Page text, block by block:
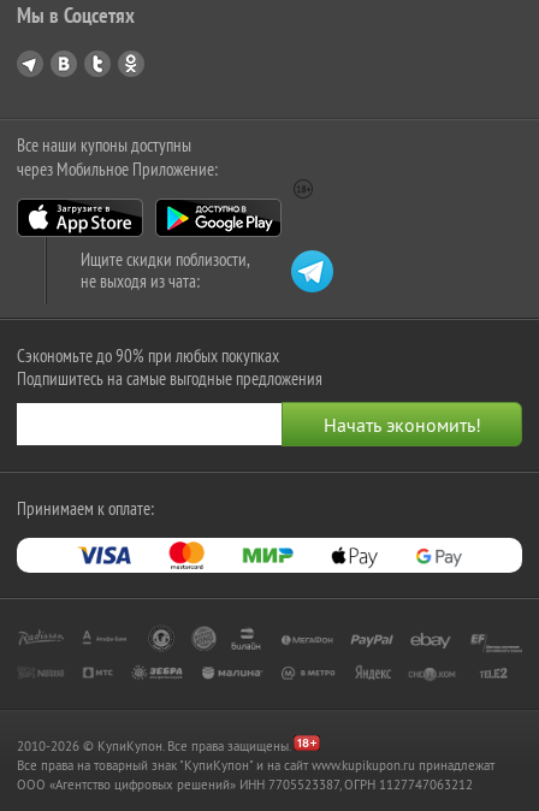
Мы в Соцсетях
Все наши купоны доступны
через Мобильное Приложение:
Ищите скидки поблизости,
не выходя из чата:
Сэкономьте до 90% при любых покупках
Подпишитесь на самые выгодные предложения
Принимаем к оплате:
2010-2026 © КупиКупон. Все права защищены.
Все права на товарный знак "КупиКупон" и на сайт www.kupikupon.ru принадлежат
OOO «Агентство цифровых решений» ИНН 7705523387, ОГРН 1127747063212